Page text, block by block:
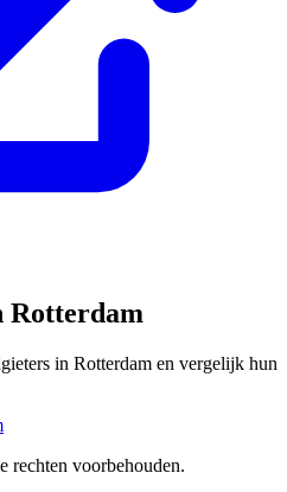
Rotterdam
in Rotterdam en vergelijk hun
rechten voorbehouden.